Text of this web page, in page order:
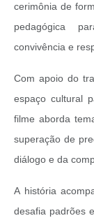
cerimônia de
pedagógica
convivência e
Com apoio do
espaço cultural
filme aborda
superação de
diálogo e da
A história
desafia padrões